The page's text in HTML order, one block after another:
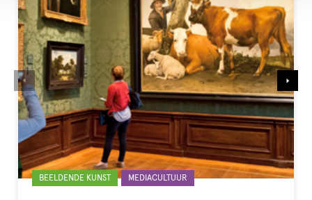
Gelabeld
met:
BEELDENDE KUNST MEDIACULTUUR